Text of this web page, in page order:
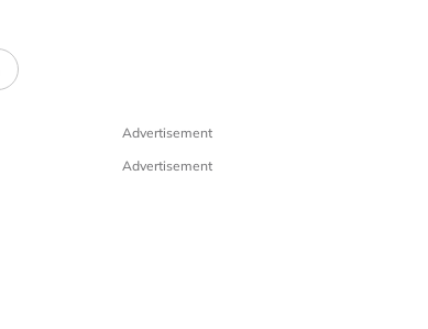
Advertisement
Advertisement